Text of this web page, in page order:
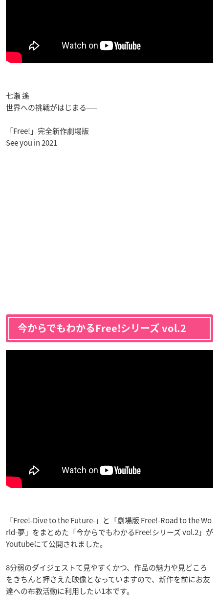
七瀬 遙
世界への挑戦がはじまる──
「Free!」完全新作劇場版
See you in 2021
今からでもわかるFree!シリーズ vol.2
「Free!-Dive to the Future-」と「劇場版 Free!-Road to the Wo
rld-夢」をまとめた「今からでもわかるFree!シリーズ vol.2」が
Youtubeにて公開されました。
8分弱のダイジェストて見やすくかつ、作品の魅力や見どころ
をきちんと押さえた映像となっていますので、新作を前にお友
達への布教活動に利用したい1本です。